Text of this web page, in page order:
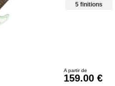
5 finitions
A partir de
159.00